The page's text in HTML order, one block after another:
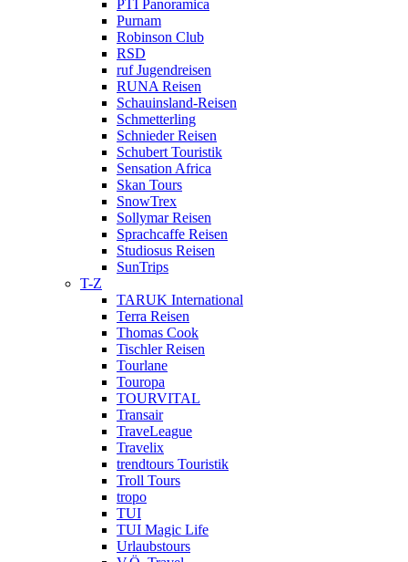
PTI Panoramica
Purnam
Robinson Club
RSD
ruf Jugendreisen
RUNA Reisen
Schauinsland-Reisen
Schmetterling
Schnieder Reisen
Schubert Touristik
Sensation Africa
Skan Tours
SnowTrex
Sollymar Reisen
Sprachcaffe Reisen
Studiosus Reisen
SunTrips
T-Z
TARUK International
Terra Reisen
Thomas Cook
Tischler Reisen
Tourlane
Touropa
TOURVITAL
Transair
TraveLeague
Travelix
trendtours Touristik
Troll Tours
tropo
TUI
TUI Magic Life
Urlaubstours